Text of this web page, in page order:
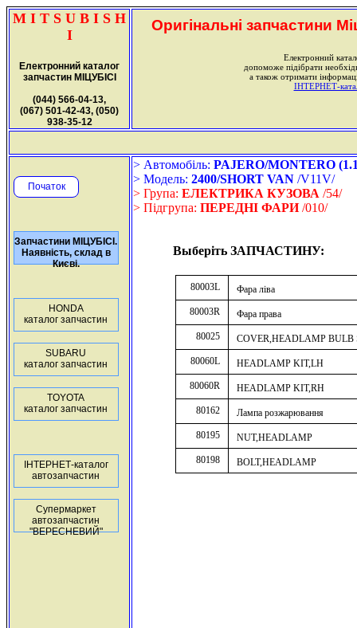
M I T S U B I S H
I
Електронний каталог
запчастин МІЦУБІСІ
(044) 566-04-13,
(067) 501-42-43, (050)
938-35-12
Оригінальні запчастини
Електронний
допоможе підібрати
а також отримати
ІНТЕРНЕТ-
Початок
Запчастини МІЦУБІСІ.
Наявність, склад в
Києві.
HONDA
каталог запчастин
SUBARU
каталог запчастин
TOYOTA
каталог запчастин
ІНТЕРНЕТ-каталог
автозапчастин
Супермаркет
автозапчастин
"ВЕРЕСНЕВИЙ"
> Автомобіль: PAJERO/MONTERO
> Модель: 2400/SHORT VAN /V11V/
> Група: ЕЛЕКТРИКА КУЗОВА /54/
> Підгрупа: ПЕРЕДНІ ФАРИ/010/
Выберіть ЗАПЧАСТИНУ:
80003L
Фара ліва
80003R
Фара права
80025
COVER,HEADLAMP BULB
80060L
HEADLAMP KIT,LH
80060R
HEADLAMP KIT,RH
80162
Лампа розжарювання
80195
NUT,HEADLAMP
80198
BOLT,HEADLAMP